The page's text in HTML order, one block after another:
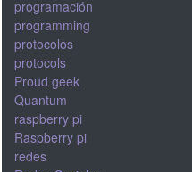
programación
programming
protocolos
protocols
Proud geek
Quantum
raspberry pi
Raspberry pi
redes